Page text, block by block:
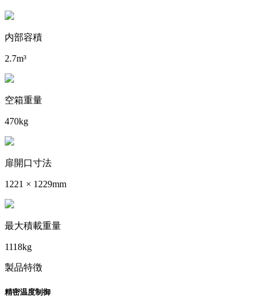
内部容積
2.7m³
空箱重量
470kg
扉開口寸法
1221 × 1229mm
最大積載重量
1118kg
製品特徴
精密温度制御